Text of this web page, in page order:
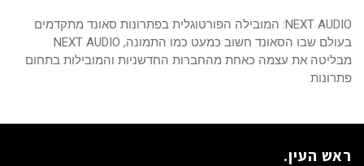
NEXT AUDIO: המובילה הפורטוגלית בפתרונות סאונד מתקדמים
בעולם שבו הסאונד חשוב כמעט כמו התמונה, NEXT AUDIO
מבליטה את עצמה כאחת מהחברות החדשניות והמובילות בתחום
פתרונות
ראש העין.